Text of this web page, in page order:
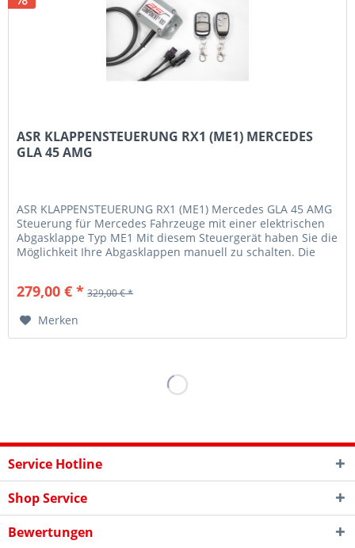
ASR KLAPPENSTEUERUNG RX1 (ME1) MERCEDES
GLA 45 AMG
ASR KLAPPENSTEUERUNG RX1 (ME1) Mercedes GLA 45 AMG
Steuerung für Mercedes Fahrzeuge mit einer elektrischen
Abgasklappe Typ ME1 Mit diesem Steuergerät haben Sie die
Möglichkeit Ihre Abgasklappen manuell zu schalten. Die
279,00 € * 329,00 € *
Merken
Service Hotline
Shop Service
Bewertungen